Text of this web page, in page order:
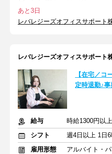
あと3日
レバレジーズオフィスサポート
レバレジーズオフィスサポート
【在宅／
定時退勤♪
給与
時給1300円以上
シフト
週4日以上 1日
雇用形態
アルバイト・パ